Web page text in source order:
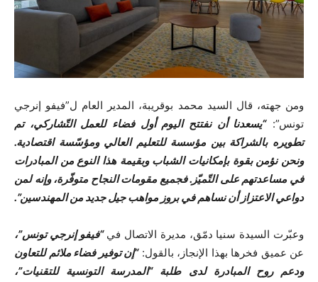
ومن جهته، قال السيد محمد بوقريبة، المدير العام ل”فيفو إنرجي
تونس”:“يسعدنا أن نفتتح اليوم أول فضاء للعمل التّشاركي، تم
تطويره بالشراكة بين مؤسسة للتعليم العالي ومؤسّسة اقتصادية.
ونحن نؤمن بقوة بإمكانيات الشباب وبقيمة هذا النوع من المبادرات
في مساعدتهم على التّميّز. فجميع مقومات النجاح متوفّرة، وإنه لمن
دواعي الاعتزاز أن نساهم في بروز مواهب جيل جديد من المهندسين”.
وعبّرت السيدة سنيا دمّق، مديرة الاتصال في“فيفو إنرجي تونس”،
عن عميق فخرها بهذا الإنجاز، بالقول:“إن توفير فضاء ملائم للتعاون
ودعم روح المبادرة لدى طلبة “المدرسة التونسية للتقنيات”،